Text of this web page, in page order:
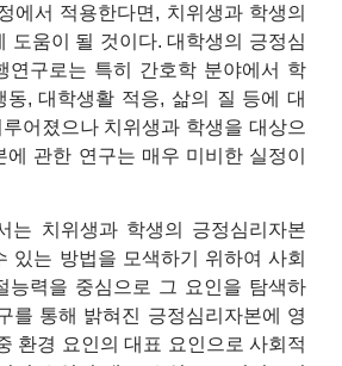
에서 적용한다면, 치위생과 학생의
도움이 될 것이다. 대학생의 긍정심
연구로는 특히 간호학 분야에서 학
동, 대학생활 적응, 삶의 질 등에 대
어졌으나 치위생과 학생을 대상으
에 관한 연구는 매우 미비한 실정이
는 치위생과 학생의 긍정심리자본
있는 방법을 모색하기 위하여 사회
능력을 중심으로 그 요인을 탐색하
를 통해 밝혀진 긍정심리자본에 영
환경 요인의 대표 요인으로 사회적